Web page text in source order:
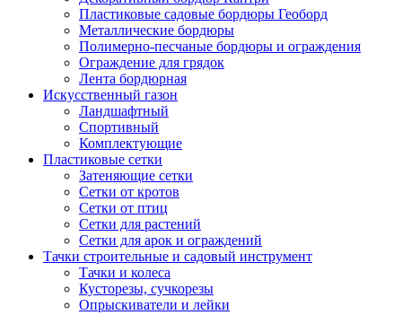
Пластиковые садовые бордюры Геоборд
Металлические бордюры
Полимерно-песчаные бордюры и ограждения
Ограждение для грядок
Лента бордюрная
Искусственный газон
Ландшафтный
Спортивный
Комплектующие
Пластиковые сетки
Затеняющие сетки
Сетки от кротов
Сетки от птиц
Сетки для растений
Сетки для арок и ограждений
Тачки строительные и садовый инструмент
Тачки и колеса
Кусторезы, сучкорезы
Опрыскиватели и лейки